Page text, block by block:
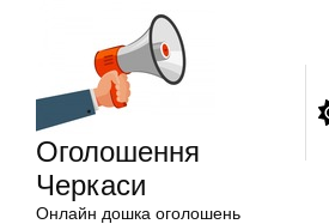
Оголошення
Черкаси
Онлайн дошка оголошень